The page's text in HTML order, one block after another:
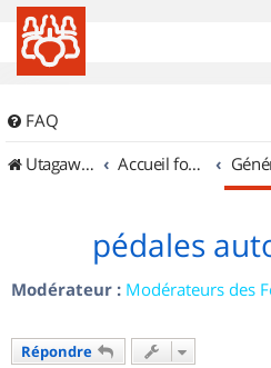
FAQ
UtagawaVTT (Randos VTT et VTTAE avec traces GPS)
Accueil forum
pédales
Modérateur : Modérateurs des
Répondre